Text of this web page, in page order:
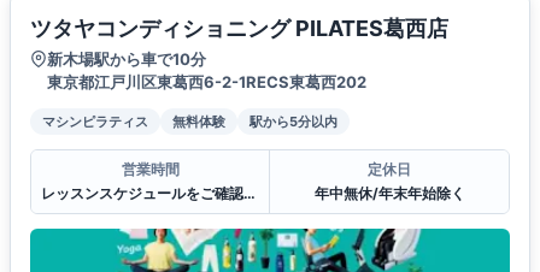
ツタヤコンディショニング PILATES葛西店
新木場駅から車で10分
東京都江戸川区東葛西6-2-1RECS東葛西202
マシンピラティス 無料体験 駅から5分以内
営業時間
レッスンスケジュールをご確認ください。
定休日
年中無休/年末年始除く